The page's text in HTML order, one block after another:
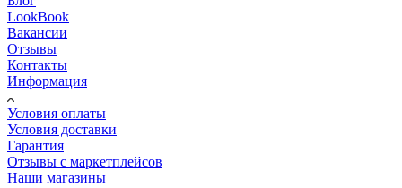
LookBook
Вакансии
Отзывы
Контакты
Информация
Условия оплаты
Условия доставки
Гарантия
Отзывы с маркетплейсов
Наши магазины